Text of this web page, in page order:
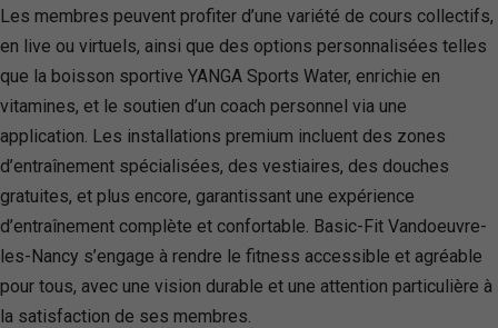
Les membres peuvent profiter d’une variété de cours collectifs,
en live ou virtuels, ainsi que des options personnalisées telles
que la boisson sportive YANGA Sports Water, enrichie en
vitamines, et le soutien d’un coach personnel via une
application. Les installations premium incluent des zones
d’entraînement spécialisées, des vestiaires, des douches
gratuites, et plus encore, garantissant une expérience
d’entraînement complète et confortable. Basic-Fit Vandoeuvre-
les-Nancy s’engage à rendre le fitness accessible et agréable
pour tous, avec une vision durable et une attention particulière à
la satisfaction de ses membres.